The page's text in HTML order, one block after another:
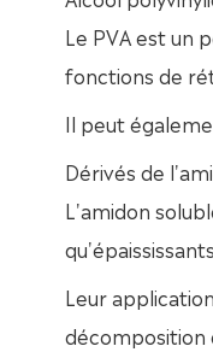
Le PVA est un
fonctions de
Il peut
Dérivés de
L'amidon
Leur
décomposition